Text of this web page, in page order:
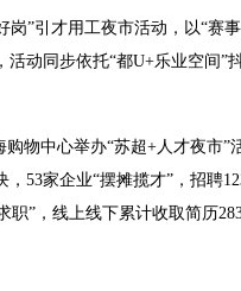
”引才用工夜市活动，以“赛
动同步依托“都U+乐业空间”
物中心举办“苏超+人才夜市”
53家企业“摆摊揽才”，招聘
职”，线上线下累计收取简历